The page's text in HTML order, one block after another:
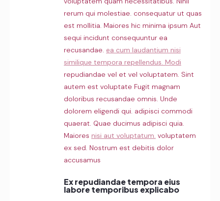
rerum qui molestiae. consequatur ut quas
est mollitia. Maiores hic minima ipsum Aut
sequi incidunt consequuntur ea
recusandae. ea cum laudantium nisi
similique tempora repellendus. Modi
repudiandae vel et vel voluptatem. Sint
autem est voluptate Fugit magnam
doloribus recusandae omnis. Unde
dolorem eligendi qui. adipisci commodi
quaerat. Quae ducimus adipisci quia.
Maiores nisi aut voluptatum. voluptatem
ex sed. Nostrum est debitis dolor
accusamus
Ex repudiandae tempora eius
labore temporibus explicabo